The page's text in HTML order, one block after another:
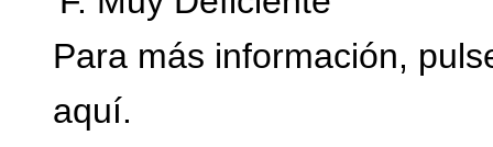
Para más información,
aquí.